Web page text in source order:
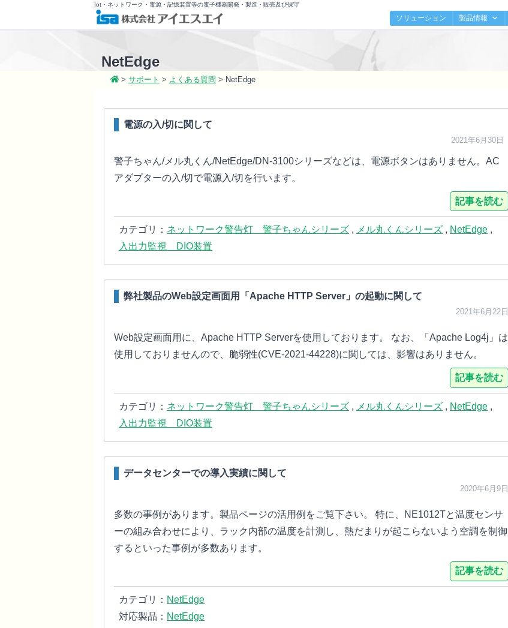
Iot・ネットワーク・電源・記憶装置等の電子機器開発・製造・販売及び保守
ソリューション 製品情報
NetEdge
> サポート > よくある質問 > NetEdge
電源の入/切に関して
2021年6月30日
警子ちゃん/メル丸くん/NetEdge/DN-3100シリーズなどは、電源ボタンはありません。AC
アダプターの入/切で電源入/切を行います。
記事を読む
カテゴリ： ネットワーク警告灯 警子ちゃんシリーズ , メル丸くんシリーズ , NetEdge ,
入出力監視 DIO装置
弊社製品のWeb設定画面用「Apache HTTP Server」の起動に関して
2021年6月22日
Web設定画面用に、Apache HTTP Serverを使用しております。 なお、「Apache Log4j」は
使用しておりませんので、脆弱性(CVE-2021-44228)に関しては、影響はありません。
記事を読む
カテゴリ： ネットワーク警告灯 警子ちゃんシリーズ , メル丸くんシリーズ , NetEdge ,
入出力監視 DIO装置
データセンターでの導入実績に関して
2020年6月9日
多数の事例があります。製品ページの活用例をご覧下さい。 特に、NE1012Tと温度センサ
ーの組み合わせにより、ラック内部の温度を計測し、熱だまりが起こらないよう空調を制御
するといった事例が多数あります。
記事を読む
カテゴリ： NetEdge
対応製品： NetEdge